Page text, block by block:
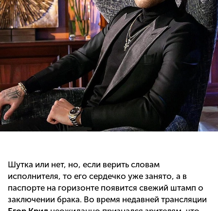
Шутка или нет, но, если верить словам
исполнителя, то его сердечко уже занято, а в
паспорте на горизонте появится свежий штамп о
заключении брака. Во время недавней трансляции